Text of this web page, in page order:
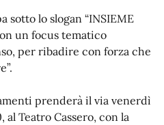
sotto lo slogan “INSIEME
un focus tematico
per ribadire con forza che
prenderà il via venerdì
al Teatro Cassero, con la